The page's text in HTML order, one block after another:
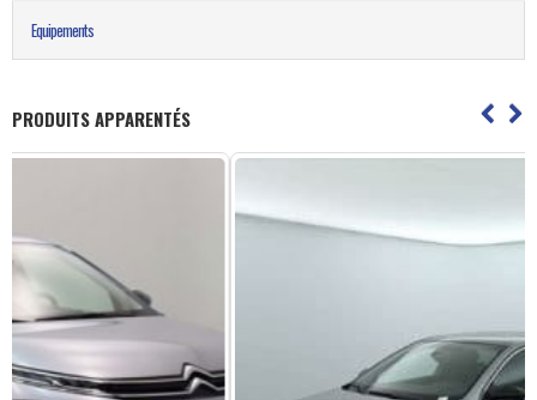
Equipements
PRODUITS APPARENTÉS